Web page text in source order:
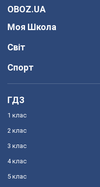
OBOZ.UA
Моя Школа
Світ
Спорт
ГДЗ
1 клас
2 клас
3 клас
4 клас
5 клас